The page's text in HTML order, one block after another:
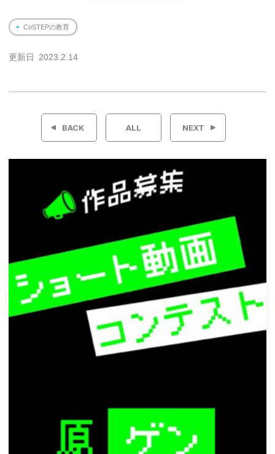
CoSTEPの教育
更新日 2023.2.14
投
ョ
ン
BACK ALL NEXT